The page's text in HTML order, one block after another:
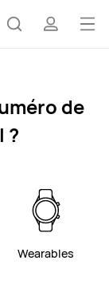
de
?
Wearables